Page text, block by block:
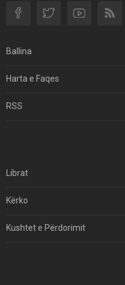
Ballina
Harta e Faqes
RSS
Librat
Kërko
Kushtet e Përdorimit